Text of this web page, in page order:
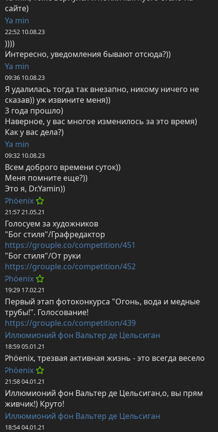
сайте)
Ya min
22:52 10.08.23
))))
Интересно, уведомления бывают отсюда?))
Ya min
09:36 10.08.23
Я удалилась тогда так внезапно, никому ничего не
сказав)) уж извините меня))
3 года прошло)
Наверное, у вас многое изменилось за это время)
Как у вас дела?)
Ya min
09:32 10.08.23
Всем доброго времени суток))
Меня помните еще?))
Это я, Dr.Yamin))
Ꭾhöenix
21:57 21.05.21
Голосуем за художников
https://grouple.co/competition/451
https://grouple.co/competition/452
Ꭾhöenix
19:29 17.02.21
Первый этап фотоконкурса "Огонь, вода и медные
https://grouple.co/competition/439
Иллюмионий фон Вальтер де Цельсиган
18:59 05.01.21
Ꭾhöenix, трезвая активная жизнь - это всегда весело
Ꭾhöenix
21:58 04.01.21
Иллюмионий фон Вальтер де Цельсиган,о, вы прям
живчик!) Круто!
Иллюмионий фон Вальтер де Цельсиган
18:54 04.01.21